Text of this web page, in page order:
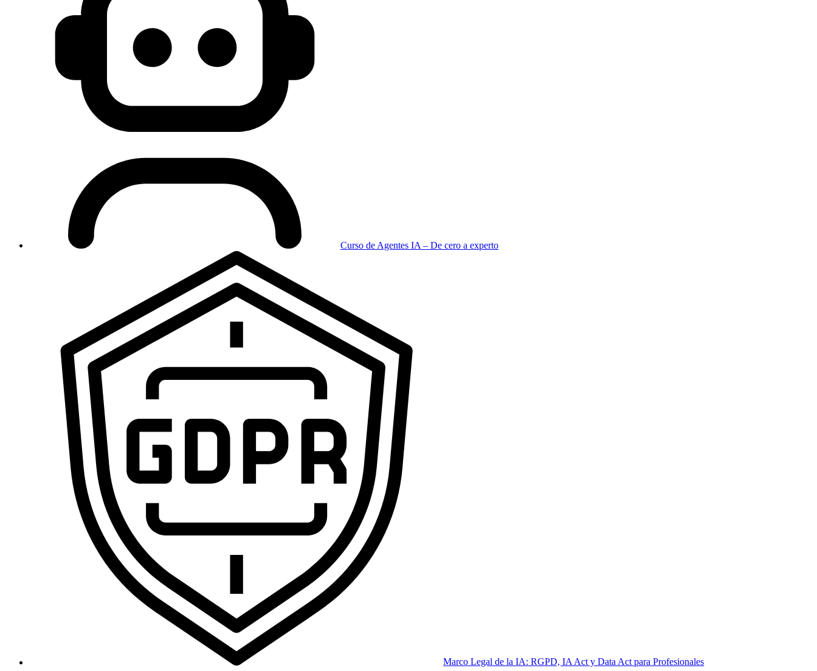
Curso de Agentes IA – De cero a experto
Marco Legal de la IA: RGPD, IA Act y Data Act para Profesionales
Domina la sistematización con IA y conviértete en el profesional que las empresas se pelean por tener.
Primeros Pasos en VA360
Ecosistema Claude desde cero: domina el chat, Skills, MCP y Claude Code
Curso de n8n 2.0: Domina las Automatizaciones de Cero a Experto [Edición 2026]
Curso de Agentes IA – De cero a experto
Marco Legal de la IA: RGPD, IA Act y Data Act para Profesionales
Curso de VibeCoding de Cero a Experto
Freepik Spaces desde cero: crea, organiza y automatiza contenido
Curso de CapCut de Cero a Experto por Ramon Teleco
Legal y Blog